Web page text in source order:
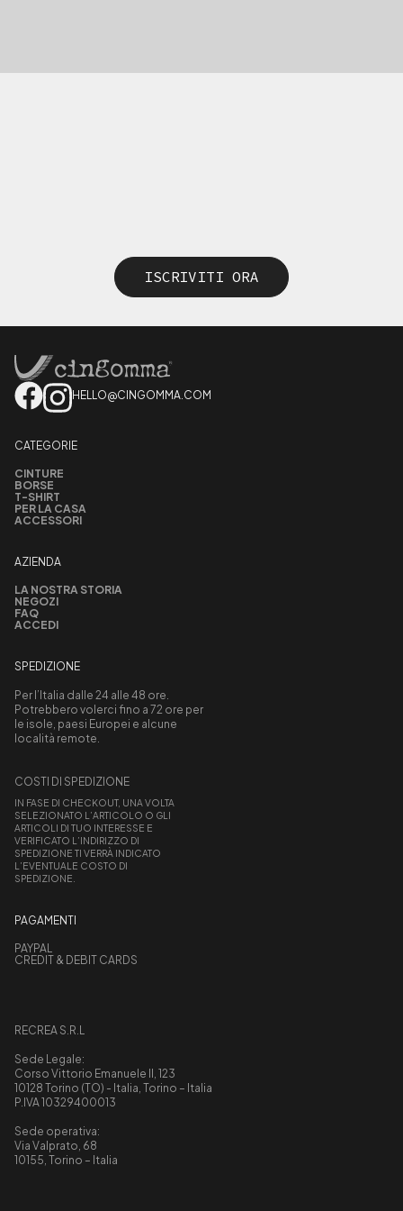
ISCRIVITI ORA
HELLO@CINGOMMA.COM
CATEGORIE
CINTURE
BORSE
T-SHIRT
PER LA CASA
ACCESSORI
AZIENDA
LA NOSTRA STORIA
NEGOZI
FAQ
ACCEDI
SPEDIZIONE
Per l’Italia dalle 24 alle 48 ore.
Potrebbero volerci fino a 72 ore per
le isole, paesi Europei e alcune
località remote.
COSTI DI SPEDIZIONE
IN FASE DI CHECKOUT, UNA VOLTA
SELEZIONATO L’ARTICOLO O GLI
ARTICOLI DI TUO INTERESSE E
VERIFICATO L’INDIRIZZO DI
SPEDIZIONE TI VERRÀ INDICATO
L’EVENTUALE COSTO DI
SPEDIZIONE.
PAGAMENTI
PAYPAL
CREDIT & DEBIT CARDS
RECREA S.R.L
Sede Legale:
Corso Vittorio Emanuele II, 123
10128 Torino (TO) - Italia, Torino – Italia
P.IVA 10329400013
Sede operativa:
Via Valprato, 68
10155, Torino – Italia